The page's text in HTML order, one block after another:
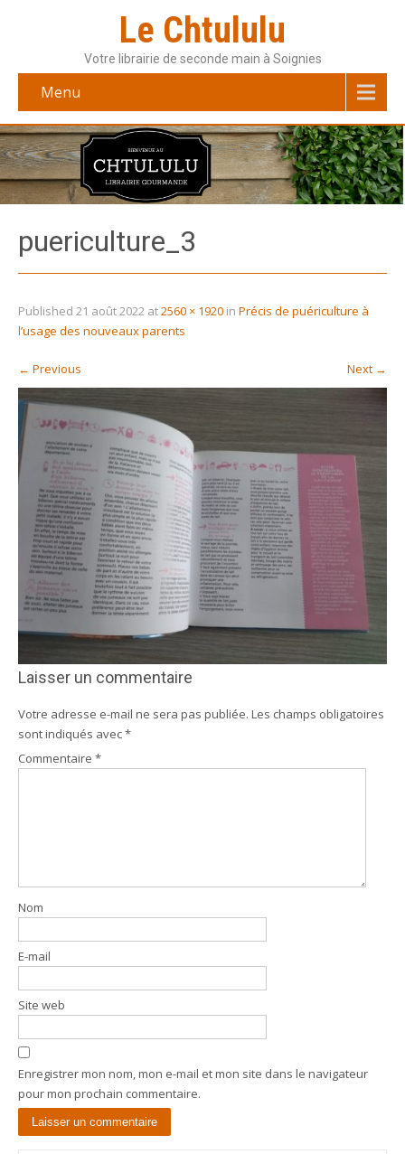
Le Chtululu
Votre librairie de seconde main à Soignies
Menu
puericulture_3
Published 21 août 2022 at2560 × 1920 in Précis de puériculture à
l’usage des nouveaux parents
← Previous Next →
Laisser un commentaire
Votre adresse e-mail ne sera pas publiée. Les champs obligatoires
sont indiqués avec*
Commentaire *
Nom
E-mail
Site web
Enregistrer mon nom, mon e-mail et mon site dans le navigateur
pour mon prochain commentaire.